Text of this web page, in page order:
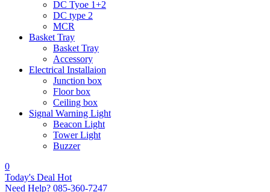
DC Tyoe 1+2
DC type 2
MCR
Basket Tray
Basket Tray
Accessory
Electrical Installaion
Junction box
Floor box
Ceiling box
Signal Warning Light
Beacon Light
Tower Light
Buzzer
0
Today's Deal Hot
Need Help? 085-360-7247